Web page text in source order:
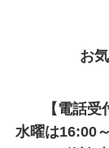
お
【電話
水曜は16:00